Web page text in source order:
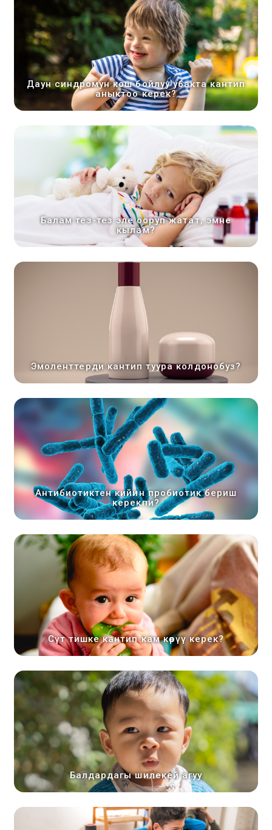
Даун синдромун кош бойлуу убакта кантип
аныктоо керек?
Балам тез-тез эле ооруп жатат, эмне
кылам?
Эмоленттерди кантип туура колдонобуз?
Антибиотиктен кийин пробиотик бериш
керекпи?
Сүт тишке кантип кам көрүү керек?
Балдардагы шилекей агуу